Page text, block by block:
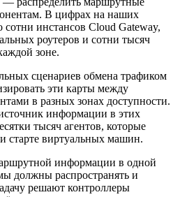
В цифрах на наших
сотни инстансов Cloud Gateway,
роутеров и сотни тысяч
зоне.
сценариев обмена трафиком
эти карты между
в разных зонах доступности.
информации в этих
тысяч агентов, которые
старте виртуальных машин.
информации в одной
должны распространять и
решают контроллеры